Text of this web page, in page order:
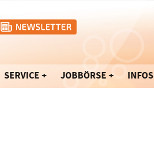
SERVICE JOBBÖRSE INFOS